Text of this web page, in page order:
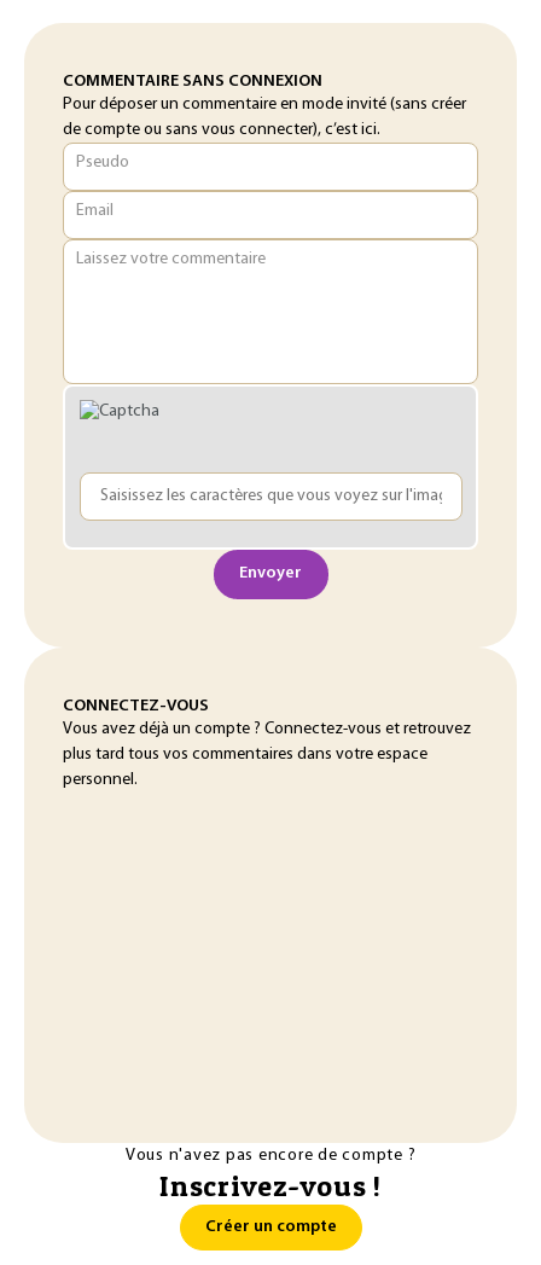
COMMENTAIRE SANS CONNEXION
Pour déposer un commentaire en mode invité (sans créer
de compte ou sans vous connecter), c’est ici.
Pseudo
Email
Laissez votre commentaire
Envoyer
CONNECTEZ-VOUS
Vous avez déjà un compte ? Connectez-vous et retrouvez
plus tard tous vos commentaires dans votre espace
personnel.
Vous n'avez pas encore de compte ?
Inscrivez-vous !
Créer un compte